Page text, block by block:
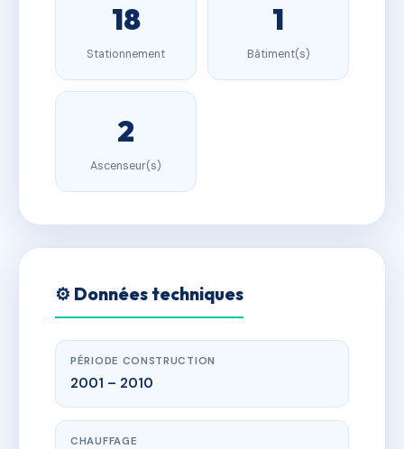
18
Stationnement
1
Bâtiment(s)
2
Ascenseur(s)
⚙️ Données techniques
PÉRIODE CONSTRUCTION
2001 – 2010
CHAUFFAGE